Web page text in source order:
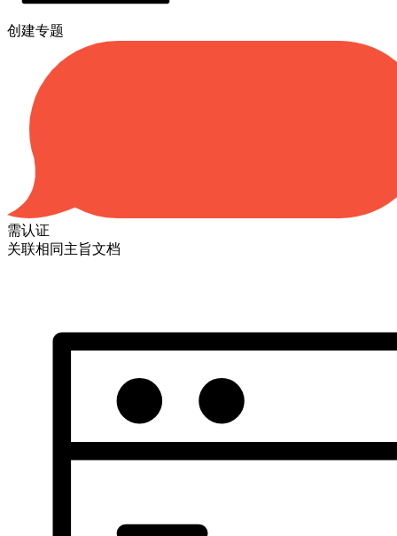
创建专题
需认证
关联相同主旨文档